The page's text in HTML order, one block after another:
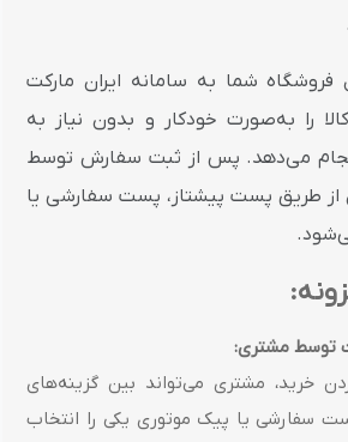
فروشگاه شما به سامانه ایران مارکت
را به‌صورت خودکار و بدون نیاز به
می‌دهد. پس از ثبت سفارش توسط
از طریق پست پیشتاز، پست سفارشی یا
توسط مشتری:
خرید، مشتری می‌تواند بین گزینه‌های
سفارشی یا پیک موتوری یکی را انتخاب